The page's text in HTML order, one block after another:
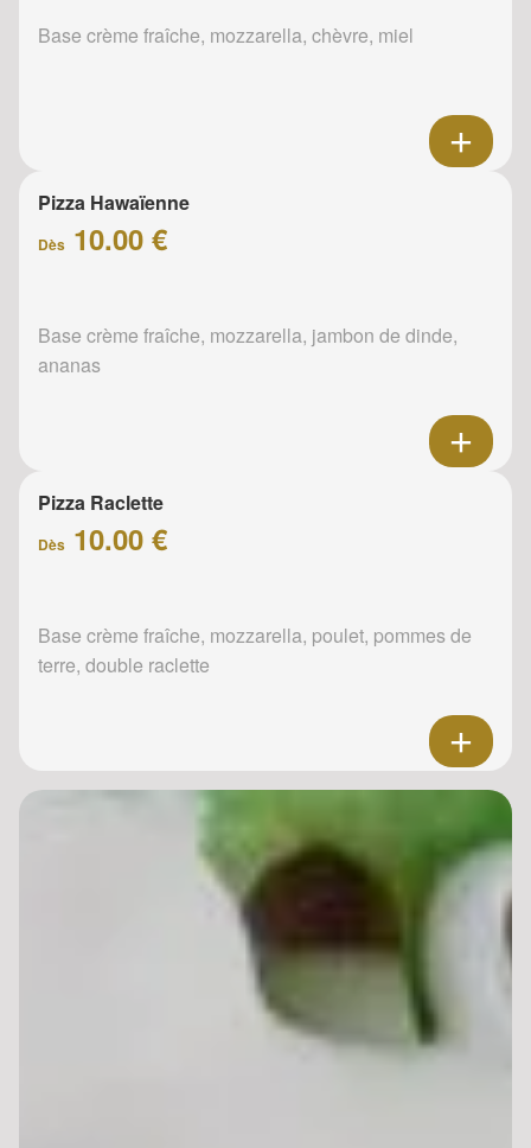
Base crème fraîche, mozzarella, chèvre, miel
Pizza Hawaïenne
Dès 10.00 €
Base crème fraîche, mozzarella, jambon de dinde,
ananas
Pizza Raclette
Dès 10.00 €
Base crème fraîche, mozzarella, poulet, pommes de
terre, double raclette